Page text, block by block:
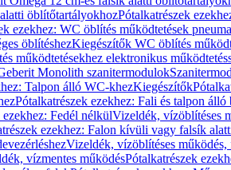
öblítőtartályokhozPótalkatrészek
ezekhez: WC öblítés működtetések
öblítéshezKiegészítők WC öblítés
működtetésekhez elektronikus
Monolith szanitermodulok
Talpon álló WC-khezKiegészítők
Pótalkatrészek ezekhez: Fali és talpon álló
Fedél nélkülVizeldék, vízöblítéses
ezekhez: Falon kívüli vagy falsík
Vizeldék, vízöblítéses működés,
vízmentes működésPótalkatrészek